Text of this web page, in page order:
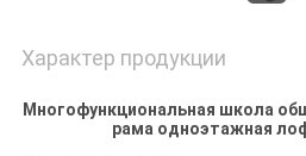
Характер продукции
Многофункциональная школа
рама одноэтажная